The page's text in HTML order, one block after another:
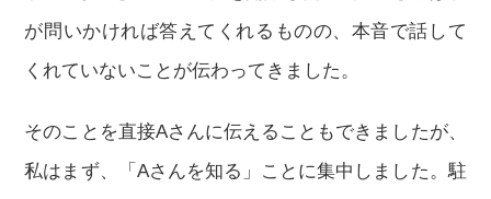
が問いかければ答えてくれるものの、本音で話して
くれていないことが伝わってきました。
そのことを直接Aさんに伝えることもできましたが、
私はまず、「Aさんを知る」ことに集中しました。駐